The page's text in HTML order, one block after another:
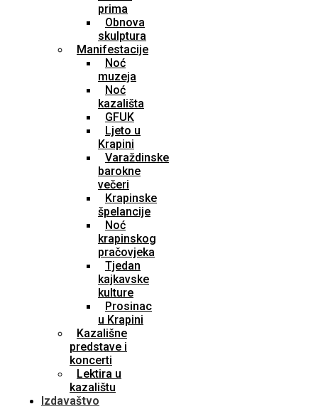
prima
Obnova
skulptura
Manifestacije
Noć
muzeja
Noć
kazališta
GFUK
Ljeto u
Krapini
Varaždinske
barokne
večeri
Krapinske
špelancije
Noć
krapinskog
pračovjeka
Tjedan
kajkavske
kulture
Prosinac
u Krapini
Kazališne
predstave i
koncerti
Lektira u
kazalištu
Izdavaštvo